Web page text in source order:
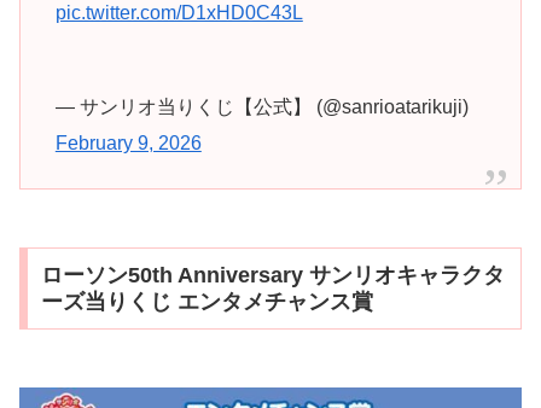
pic.twitter.com/D1xHD0C43L
— サンリオ当りくじ【公式】 (@sanrioatarikuji)
February 9, 2026
ローソン50th Anniversary サンリオキャラクタ
ーズ当りくじ エンタメチャンス賞